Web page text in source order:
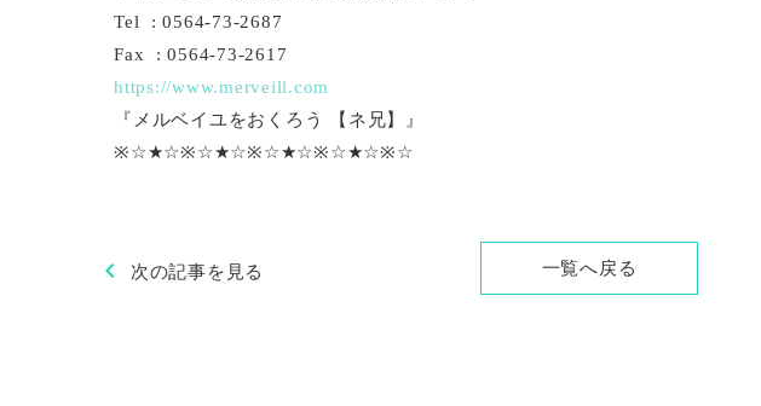
Tel : 0564-73-2687
Fax : 0564-73-2617
https://www.merveill.com
『メルベイユをおくろう 【ネ兄】』
※☆★☆※☆★☆※☆★☆※☆★☆※☆
chevron_left 次の記事を見る 一覧へ戻る